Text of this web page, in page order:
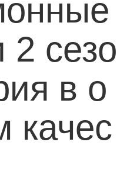
2 сезо
в о
качес